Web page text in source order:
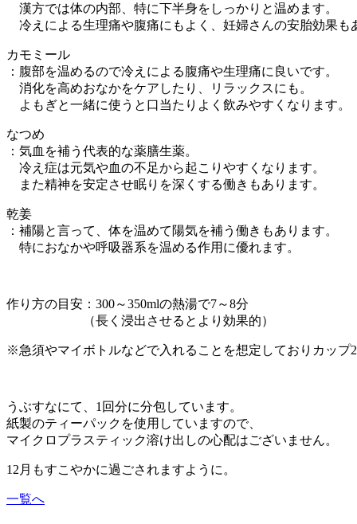
漢方では体の内部、特に下半身をしっかりと温めます。
冷えによる生理痛や腹痛にもよく、妊婦さんの安胎効果も
カモミール
：腹部を温めるので冷えによる腹痛や生理痛に良いです。
消化を高めおなかをケアしたり、リラックスにも。
よもぎと一緒に使うと口当たりよく飲みやすくなります。
なつめ
：気血を補う代表的な薬膳生薬。
冷え症は元気や血の不足から起こりやすくなります。
また精神を安定させ眠りを深くする働きもあります。
乾姜
：補陽と言って、体を温めて陽気を補う働きもあります。
特におなかや呼吸器系を温める作用に優れます。
作り方の目安：300～350mlの熱湯で7～8分
（長く浸出させるとより効果的）
※急須やマイボトルなどで入れることを想定しておりカップ2
うぶすなにて、1回分に分包しています。
紙製のティーパックを使用していますので、
マイクロプラスティック溶け出しの心配はございません。
12月もすこやかに過ごされますように。
一覧へ